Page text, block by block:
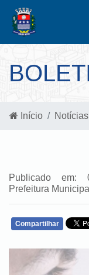
Início Notícias
Publicado em:
Prefeitura
Compartilhar